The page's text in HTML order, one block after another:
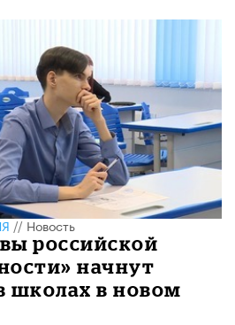
//Новость
российской
начнут
школах в новом